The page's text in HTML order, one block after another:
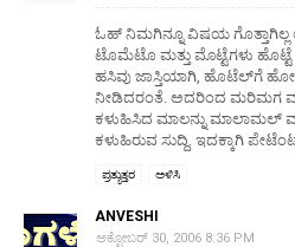
ಓಹ್ ನಿಮಗಿನ್ನೂ ವಿಷಯ ಗೊತ್ತಾಗಿಲ್ಲ
ಟೊಮೆಟೊ ಮತ್ತು ಮೊಟ್ಟೆಗಳು
ಹಸಿವು ಜಾಸ್ತಿಯಾಗಿ, ಹೊಟೆಲ್‍ಗೆ
ನೀಡಿದರಂತೆ. ಅದರಿಂದ ಮರಿಮಗ
ಕಳುಹಿಸಿದ ಮಾಲನ್ನು ಮಾಲಾಮಲ್
ಕಳುಹಿರುವ ಸುದ್ದಿ. ಇದಕ್ಕಾಗಿ
ಪ್ರತ್ಯುತ್ತರ ಅಳಿಸಿ
ANVESHI
ಅಕ್ಟೋಬರ್ 30, 2006 8:36 PM